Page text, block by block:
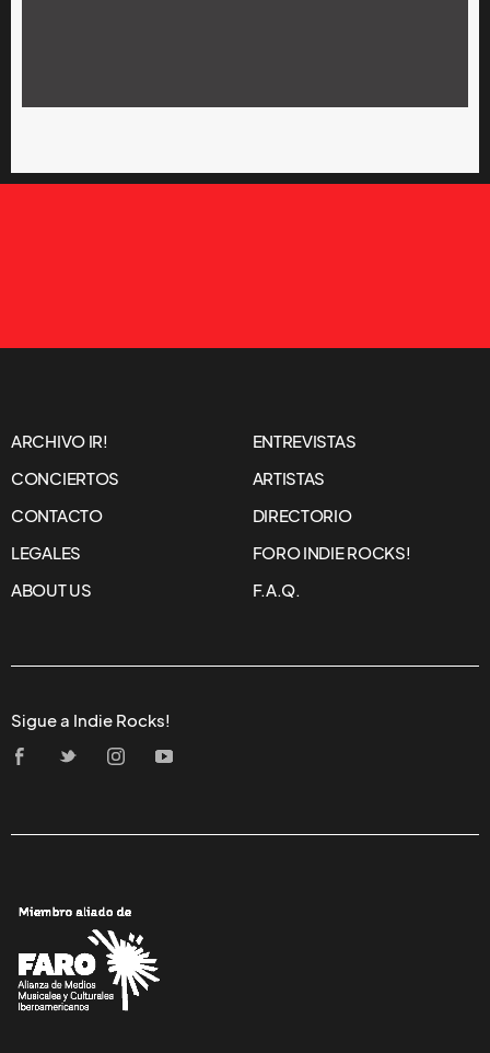
ARCHIVO IR!
ENTREVISTAS
CONCIERTOS
ARTISTAS
CONTACTO
DIRECTORIO
LEGALES
FORO INDIE ROCKS!
ABOUT US
F.A.Q.
Sigue a Indie Rocks!